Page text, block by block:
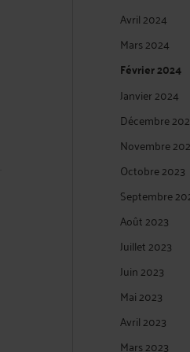
Avril 2024
Mars 2024
Février 2024
Janvier 2024
Décembre
Novembre
Octobre 2023
Septembre
Août 2023
Juillet 2023
Juin 2023
Mai 2023
Avril 2023
Mars 2023